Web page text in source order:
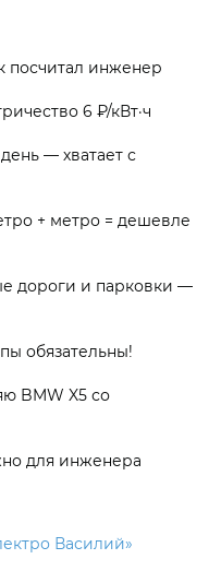
посчитал инженер
6 ₽/кВт·ч
— хватает с
+ метро = дешевле
дороги и парковки —
обязательны!
BMW X5 со
для инженера
Василий»